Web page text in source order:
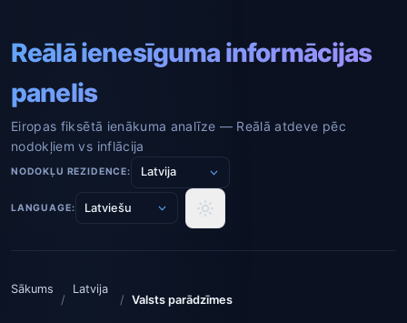
Reālā ienesīguma informācijas
panelis
Eiropas fiksētā ienākuma analīze — Reālā atdeve pēc
nodokļiem vs inflācija
NODOKĻU REZIDENCE:
LANGUAGE:
Sākums
/
Latvija
/ Valsts parādzīmes